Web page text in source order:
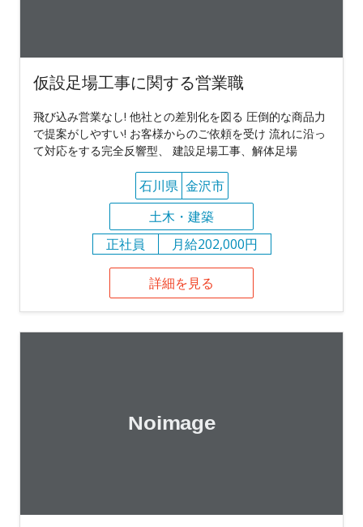
仮設足場工事に関する営業職
飛び込み営業なし! 他社との差別化を図る 圧倒的な商品力
で提案がしやすい! お客様からのご依頼を受け 流れに沿っ
て対応をする完全反響型、 建設足場工事、解体足場
石川県 金沢市
土木・建築
正社員
月給202,000円
詳細を見る